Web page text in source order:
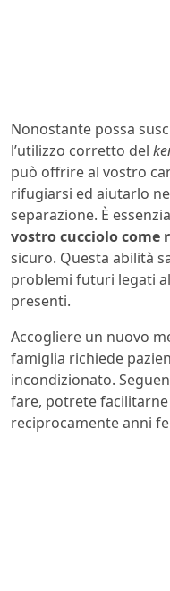
Nonostante possa
l’utilizzo corretto del
può offrire al vostro
rifugiarsi ed aiutarlo
separazione. È
vostro cucciolo come
sicuro. Questa abilità
problemi futuri legati
presenti.
Accogliere un nuovo
famiglia richiede
incondizionato.
fare, potrete
reciprocamente anni